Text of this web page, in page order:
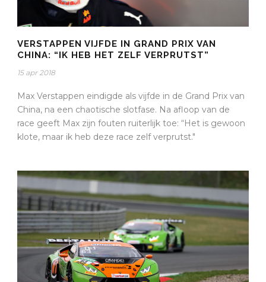
VERSTAPPEN VIJFDE IN GRAND PRIX VAN
CHINA: “IK HEB HET ZELF VERPRUTST”
15 apr 2018
Max Verstappen eindigde als vijfde in de Grand Prix van
China, na een chaotische slotfase. Na afloop van de
race geeft Max zijn fouten ruiterlijk toe: “Het is gewoon
klote, maar ik heb deze race zelf verprutst."